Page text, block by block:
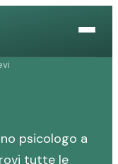
psicologo a
tutte le